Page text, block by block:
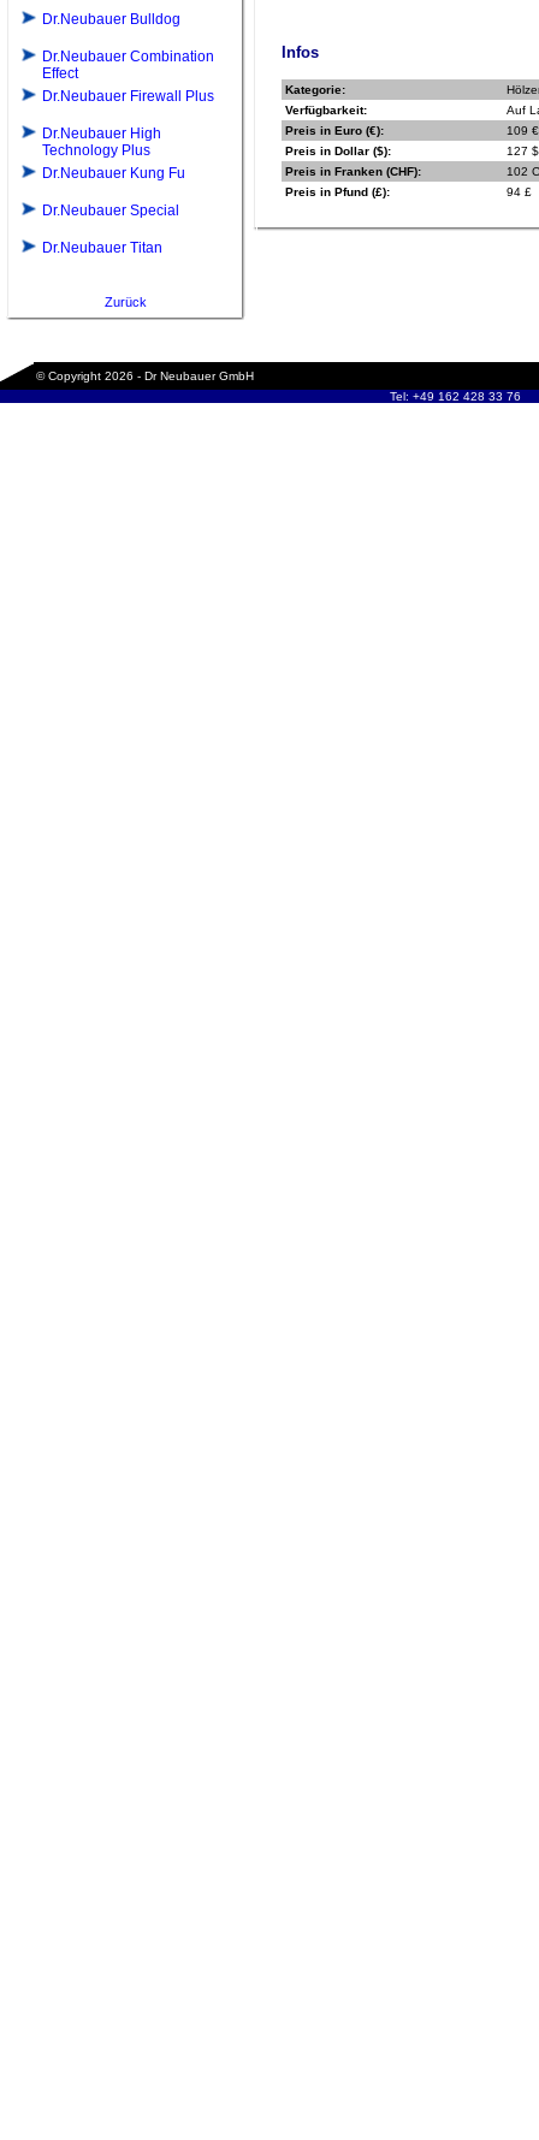
Dr.Neubauer Bulldog
Dr.Neubauer Combination
Effect
Dr.Neubauer Firewall Plus
Dr.Neubauer High
Technology Plus
Dr.Neubauer Kung Fu
Dr.Neubauer Special
Dr.Neubauer Titan
Zurück
Infos
Kategorie:
Verfügbarkeit:
Auf
Preis in Euro (€):
109 €
Preis in Dollar ($):
127 $
Preis in Franken (CHF):
102
Preis in Pfund (£):
94 £
© Copyright 2026 - Dr Neubauer GmbH
Tel: +49 162 428 33 76